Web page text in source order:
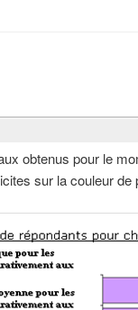
obtenus pour le
sur la couleur de